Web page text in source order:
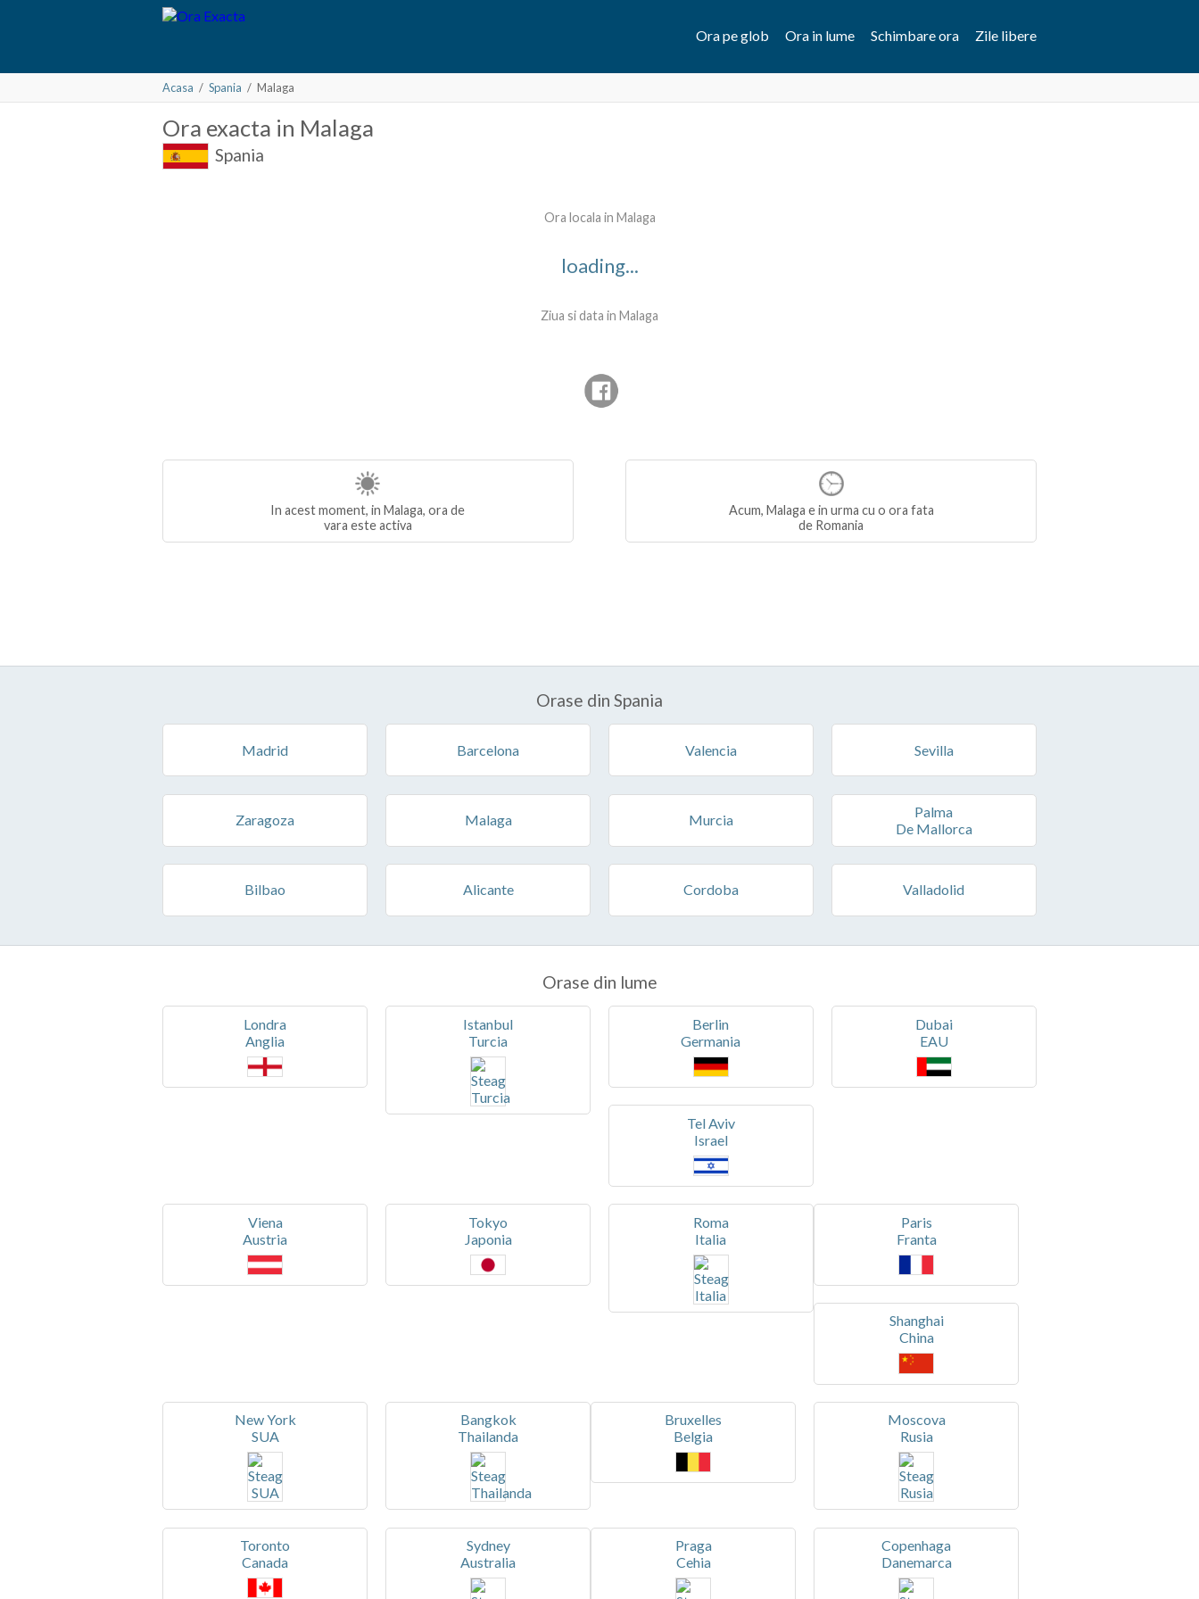
Ora pe glob Ora in lume Schimbare ora Zile libere
Acasa / Spania / Malaga
Ora exacta in Malaga
Spania
Ora locala in Malaga
loading...
Ziua si data in Malaga
In acest moment, in Malaga, ora de
vara este activa
Acum, Malaga e in urma cu o ora fata
de Romania
Orase din Spania
Madrid Barcelona Valencia Sevilla
Zaragoza Malaga Murcia
Palma
De Mallorca
Bilbao Alicante Cordoba Valladolid
Orase din lume
Londra
Anglia
Istanbul
Turcia
Berlin
Germania
Dubai
EAU
Tel Aviv
Israel
Viena
Austria
Tokyo
Japonia
Roma
Italia
Paris
Franta
Shanghai
China
New York
SUA
Bangkok
Thailanda
Bruxelles
Belgia
Moscova
Rusia
Toronto
Canada
Sydney
Australia
Praga
Cehia
Copenhaga
Danemarca